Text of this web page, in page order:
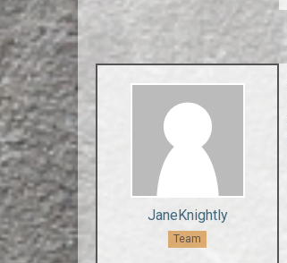
JaneKnightly
Team